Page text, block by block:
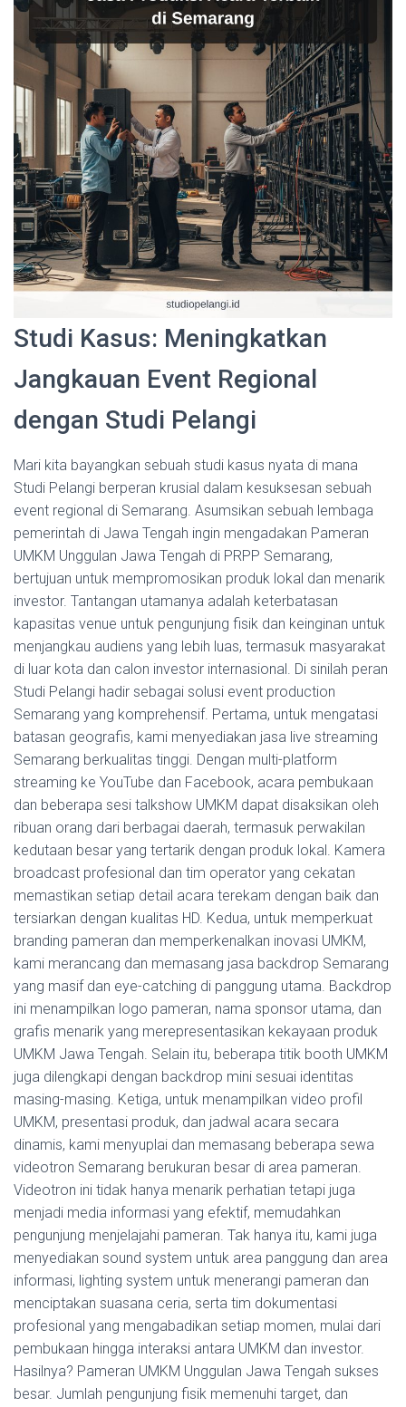
Studi Kasus: Meningkatkan
Jangkauan Event Regional
dengan Studi Pelangi
Mari kita bayangkan sebuah studi kasus nyata di mana
Studi Pelangi berperan krusial dalam kesuksesan sebuah
event regional di Semarang. Asumsikan sebuah lembaga
pemerintah di Jawa Tengah ingin mengadakan Pameran
UMKM Unggulan Jawa Tengah di PRPP Semarang,
bertujuan untuk mempromosikan produk lokal dan menarik
investor. Tantangan utamanya adalah keterbatasan
kapasitas venue untuk pengunjung fisik dan keinginan untuk
menjangkau audiens yang lebih luas, termasuk masyarakat
di luar kota dan calon investor internasional. Di sinilah peran
Studi Pelangi hadir sebagai solusi event production
Semarang yang komprehensif. Pertama, untuk mengatasi
batasan geografis, kami menyediakan jasa live streaming
Semarang berkualitas tinggi. Dengan multi-platform
streaming ke YouTube dan Facebook, acara pembukaan
dan beberapa sesi talkshow UMKM dapat disaksikan oleh
ribuan orang dari berbagai daerah, termasuk perwakilan
kedutaan besar yang tertarik dengan produk lokal. Kamera
broadcast profesional dan tim operator yang cekatan
memastikan setiap detail acara terekam dengan baik dan
tersiarkan dengan kualitas HD. Kedua, untuk memperkuat
branding pameran dan memperkenalkan inovasi UMKM,
kami merancang dan memasang jasa backdrop Semarang
yang masif dan eye-catching di panggung utama. Backdrop
ini menampilkan logo pameran, nama sponsor utama, dan
grafis menarik yang merepresentasikan kekayaan produk
UMKM Jawa Tengah. Selain itu, beberapa titik booth UMKM
juga dilengkapi dengan backdrop mini sesuai identitas
masing-masing. Ketiga, untuk menampilkan video profil
UMKM, presentasi produk, dan jadwal acara secara
dinamis, kami menyuplai dan memasang beberapa sewa
videotron Semarang berukuran besar di area pameran.
Videotron ini tidak hanya menarik perhatian tetapi juga
menjadi media informasi yang efektif, memudahkan
pengunjung menjelajahi pameran. Tak hanya itu, kami juga
menyediakan sound system untuk area panggung dan area
informasi, lighting system untuk menerangi pameran dan
menciptakan suasana ceria, serta tim dokumentasi
profesional yang mengabadikan setiap momen, mulai dari
pembukaan hingga interaksi antara UMKM dan investor.
Hasilnya? Pameran UMKM Unggulan Jawa Tengah sukses
besar. Jumlah pengunjung fisik memenuhi target, dan